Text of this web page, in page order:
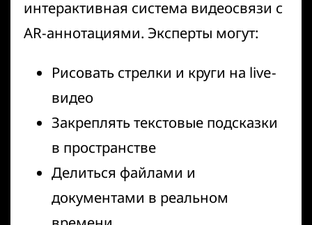
интерактивная система видеосвязи с
AR-аннотациями. Эксперты могут:
Рисовать стрелки и круги на live-
видео
Закреплять текстовые подсказки
в пространстве
Делиться файлами и
документами в реальном